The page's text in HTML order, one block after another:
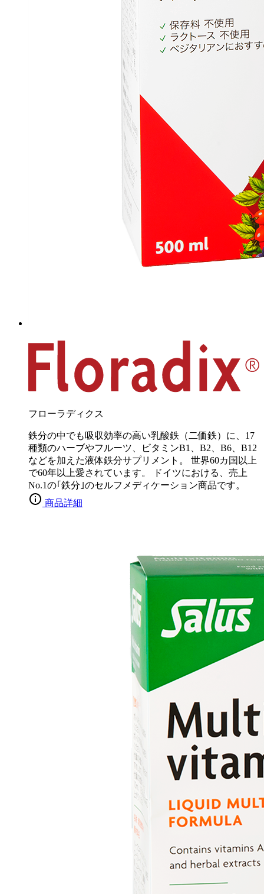
フローラディクス
鉄分の中でも吸収効率の高い乳酸鉄（二価鉄）に、17
種類のハーブやフルーツ、ビタミンB1、B2、B6、B12
などを加えた液体鉄分サプリメント。 世界60カ国以上
で60年以上愛されています。 ドイツにおける、売上
No.1の｢鉄分｣のセルフメディケーション商品です。
商品詳細